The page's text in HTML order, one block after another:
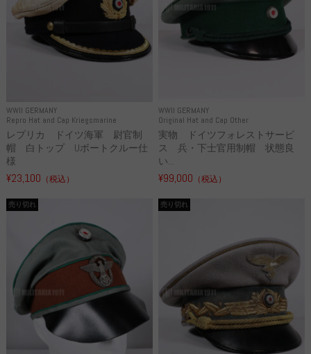
WWII GERMANY
Repro Hat and Cap Kriegsmarine
レプリカ ドイツ海軍 尉官制
帽 白トップ Uボートクルー仕
様
¥23,100 （税込）
WWII GERMANY
Original Hat and Cap Other
実物 ドイツフォレストサービ
ス 兵・下士官用制帽 状態良
い...
¥99,000 （税込）
売り切れ 売り切れ